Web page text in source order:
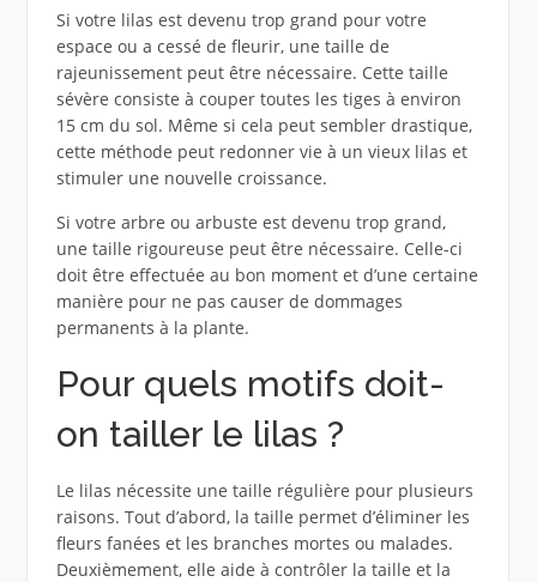
Si votre lilas est devenu trop grand pour votre
espace ou a cessé de fleurir, une taille de
rajeunissement peut être nécessaire. Cette taille
sévère consiste à couper toutes les tiges à environ
15 cm du sol. Même si cela peut sembler drastique,
cette méthode peut redonner vie à un vieux lilas et
stimuler une nouvelle croissance.
Si votre arbre ou arbuste est devenu trop grand,
une taille rigoureuse peut être nécessaire. Celle-ci
doit être effectuée au bon moment et d’une certaine
manière pour ne pas causer de dommages
permanents à la plante.
Pour quels motifs doit-
on tailler le lilas ?
Le lilas nécessite une taille régulière pour plusieurs
raisons. Tout d’abord, la taille permet d’éliminer les
fleurs fanées et les branches mortes ou malades.
Deuxièmement, elle aide à contrôler la taille et la